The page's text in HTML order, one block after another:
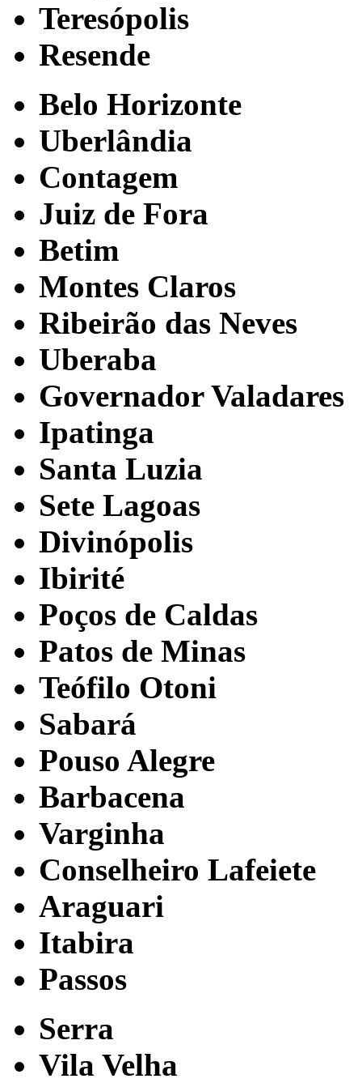
Teresópolis
Resende
Belo Horizonte
Uberlândia
Contagem
Juiz de Fora
Betim
Montes Claros
Ribeirão das Neves
Uberaba
Governador Valadares
Ipatinga
Santa Luzia
Sete Lagoas
Divinópolis
Ibirité
Poços de Caldas
Patos de Minas
Teófilo Otoni
Sabará
Pouso Alegre
Barbacena
Varginha
Conselheiro Lafeiete
Araguari
Itabira
Passos
Serra
Vila Velha